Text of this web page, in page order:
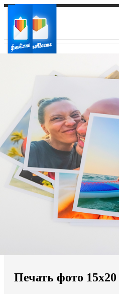
Ваш регион доставки
Выберите из списка:
Мы доставляем по всему миру
Продолжить без города
Печать фото